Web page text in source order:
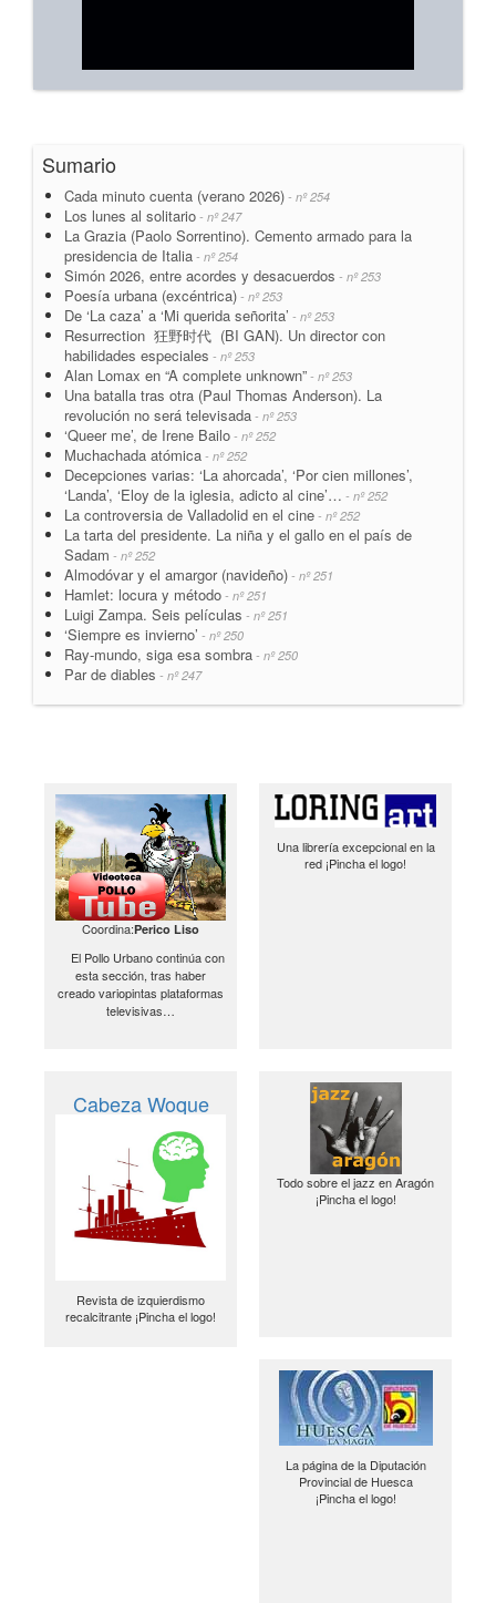
Sumario
Cada minuto cuenta (verano 2026) - nº 254
Los lunes al solitario - nº 247
La Grazia (Paolo Sorrentino). Cemento armado para la
presidencia de Italia - nº 254
Simón 2026, entre acordes y desacuerdos - nº 253
Poesía urbana (excéntrica) - nº 253
De ‘La caza’ a ‘Mi querida señorita’ - nº 253
Resurrection 狂野时代 (BI GAN). Un director con
habilidades especiales - nº 253
Alan Lomax en “A complete unknown” - nº 253
Una batalla tras otra (Paul Thomas Anderson). La
revolución no será televisada - nº 253
‘Queer me’, de Irene Bailo - nº 252
Muchachada atómica - nº 252
Decepciones varias: ‘La ahorcada’, ‘Por cien millones’,
‘Landa’, ‘Eloy de la iglesia, adicto al cine’… - nº 252
La controversia de Valladolid en el cine - nº 252
La tarta del presidente. La niña y el gallo en el país de
Sadam - nº 252
Almodóvar y el amargor (navideño) - nº 251
Hamlet: locura y método - nº 251
Luigi Zampa. Seis películas - nº 251
‘Siempre es invierno’ - nº 250
Ray-mundo, siga esa sombra - nº 250
Par de diables - nº 247
Coordina:Perico Liso
El Pollo Urbano continúa con
esta sección, tras haber
creado variopintas plataformas
televisivas…
Una librería excepcional en la
red ¡Pincha el logo!
Cabeza Woque
Revista de izquierdismo
recalcitrante ¡Pincha el logo!
Todo sobre el jazz en Aragón
¡Pincha el logo!
La página de la Diputación
Provincial de Huesca
¡Pincha el logo!